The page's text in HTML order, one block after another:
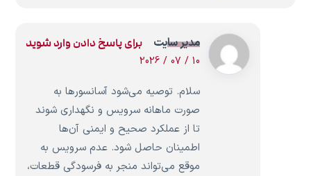
مدیر سایت
10 / 07 / 2026
سلام. توصیه می‌شود آسانسورها به
صورت ماهانه سرویس و نگهداری شوند
تا از عملکرد صحیح و ایمنی آن‌ها
اطمینان حاصل شود. عدم سرویس به
موقع می‌تواند منجر به فرسودگی قطعات،
برای پاسخ دادن وارد شوید